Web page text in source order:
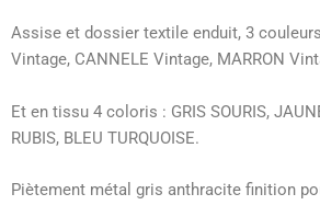
Assise et dossier textile enduit, 3
Vintage, CANNELE Vintage, MARRON
Et en tissu 4 coloris : GRIS SOURIS,
RUBIS, BLEU TURQUOISE.
Piètement métal gris anthracite finition